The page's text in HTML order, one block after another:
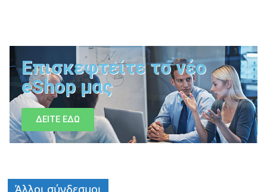
Επισκεφτείτε το νέο
eShop μας
ΔΕΙΤΕ ΕΔΩ
Άλλοι σύνδεσμοι